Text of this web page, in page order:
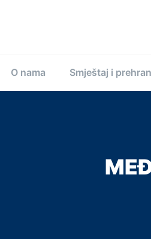
O nama Smještaj i